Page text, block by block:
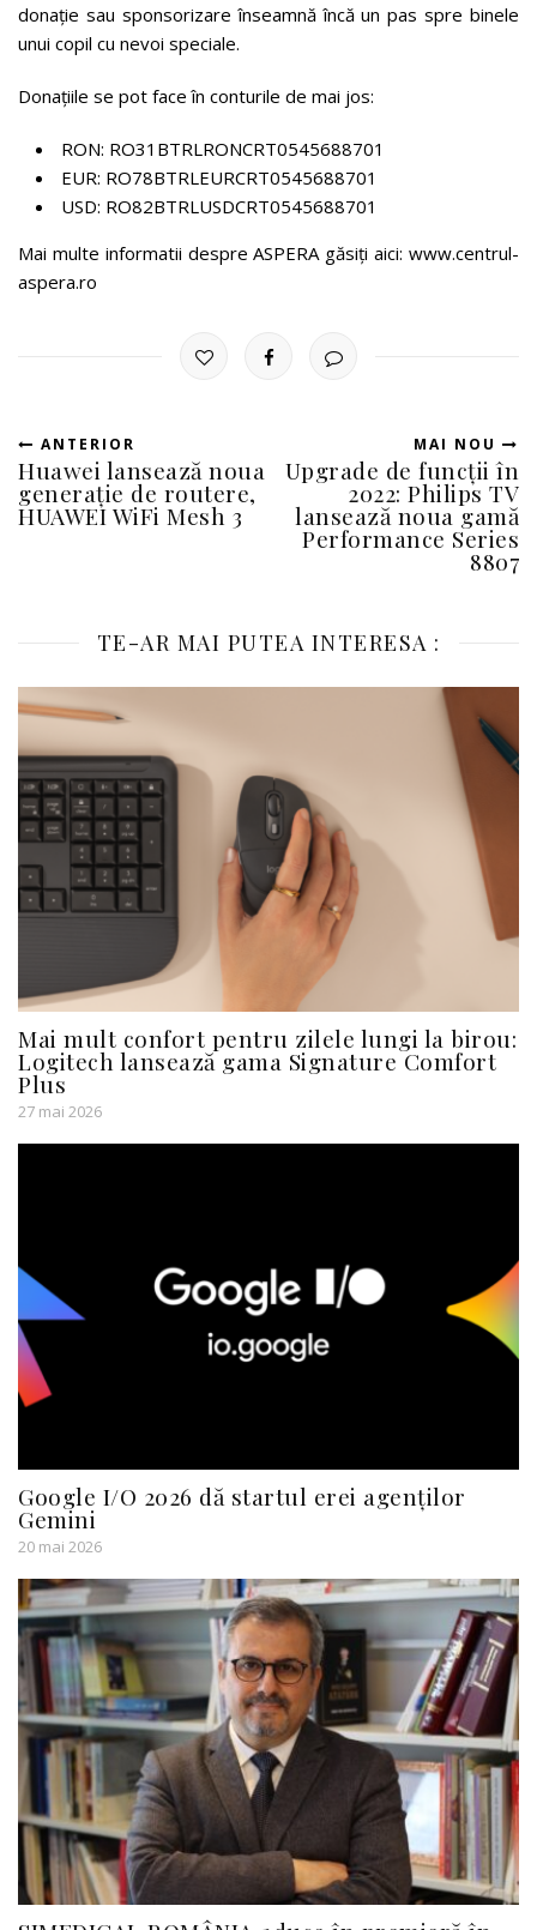
donație sau sponsorizare înseamnă încă un pas spre binele
unui copil cu nevoi speciale.
Donațiile se pot face în conturile de mai jos:
RON: RO31BTRLRONCRT0545688701
EUR: RO78BTRLEURCRT0545688701
USD: RO82BTRLUSDCRT0545688701
Mai multe informatii despre ASPERA găsiți aici: www.centrul-
aspera.ro
ANTERIOR
Huawei lansează noua
generație de routere,
HUAWEI WiFi Mesh 3
MAI NOU
Upgrade de funcții în
2022: Philips TV
lansează noua gamă
Performance Series
8807
TE-AR MAI PUTEA INTERESA :
Mai mult confort pentru zilele lungi la birou:
Logitech lansează gama Signature Comfort
Plus
27 mai 2026
Google I/O 2026 dă startul erei agenților
Gemini
20 mai 2026